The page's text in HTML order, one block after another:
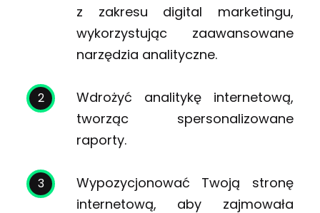
z zakresu digital marketingu,
wykorzystując zaawansowane
narzędzia analityczne.
Wdrożyć analitykę internetową,
tworząc spersonalizowane
raporty.
Wypozycjonować Twoją stronę
internetową, aby zajmowała